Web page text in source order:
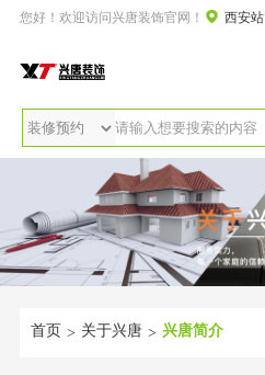
您好！欢迎访问兴唐装饰官网！ 西安站
首页 > 关于兴唐 > 兴唐简介